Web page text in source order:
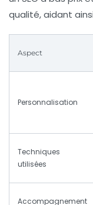
qualité, aidant
Aspect
Personnalisation
Techniques
utilisées
Accompagnement